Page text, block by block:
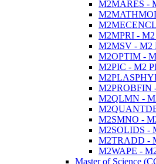
M2MARES -
M2MPRI - M2
M2MSV - M2
M2OPTIM -
M2PIC - M2
M2PROBFIN
M2QLMN -
M2SMNO -
M2SOLIDS -
M2TRADD -
M2WAPE -
Master of Science